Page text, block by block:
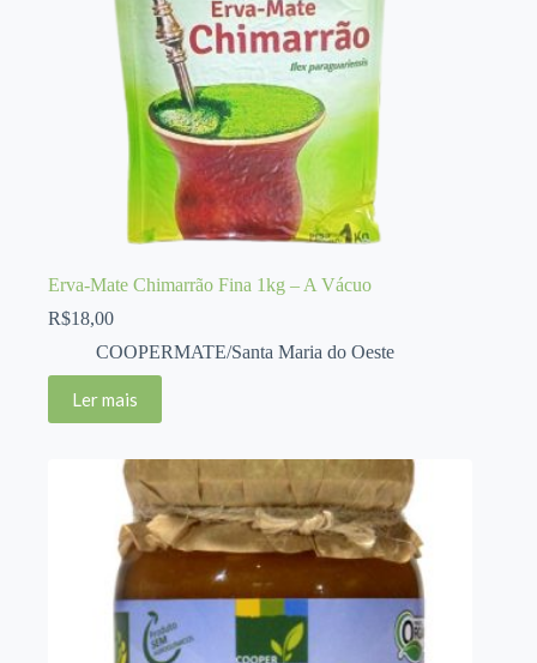
Erva-Mate Chimarrão Fina 1kg – A Vácuo
R$18,00
COOPERMATE/Santa Maria do Oeste
Ler mais